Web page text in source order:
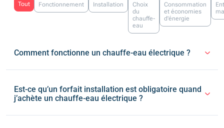
Tout Fonctionnement Installation
Choix
du
chauffe-
eau
Consommation
et économies
d'énergie
Comment fonctionne un chauffe-eau électrique ?
Est-ce qu’un forfait installation est obligatoire quand
j’achète un chauffe-eau électrique ?